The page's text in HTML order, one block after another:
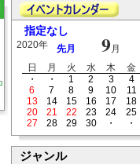
指定なし
2020年 先月 9月
日
月 火 水 木 金
・
・ 1 2 3 4
6
7 8 9 10 11
13
14 15 16 17 18
20
21 22 23 24 25
27
28 29 30 ・ ・
ジャンル